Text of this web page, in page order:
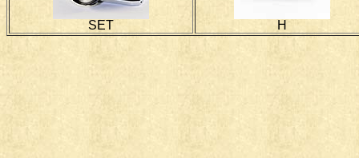
SET H